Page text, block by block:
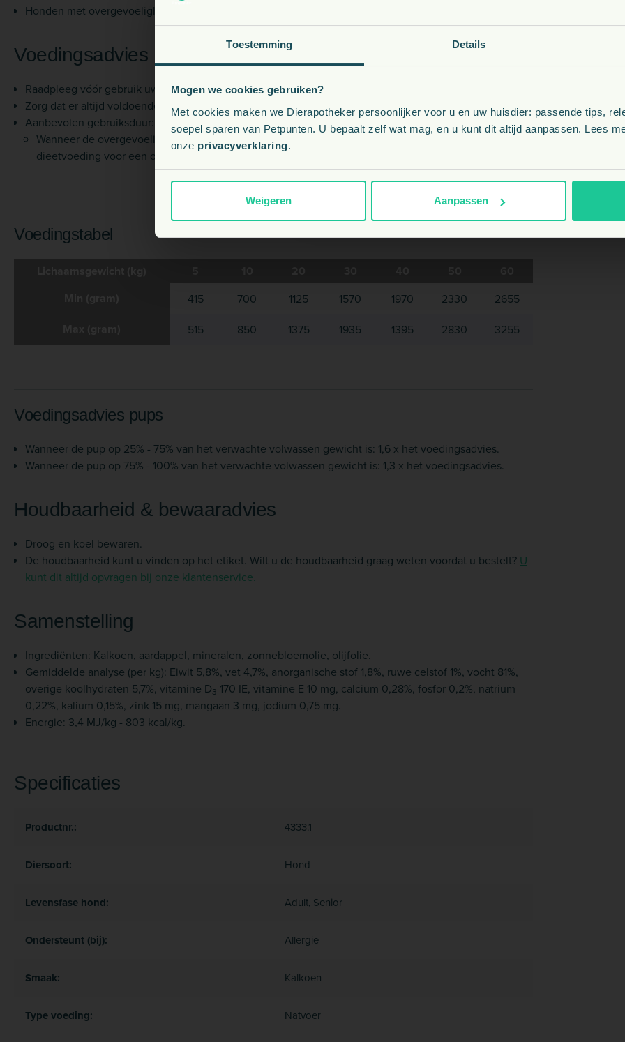
Toestemming Details
Mogen we cookies gebruiken?
Met cookies maken we Dierapotheker persoonlijker voor u en uw huisdier: passende tips,
soepel sparen van Petpunten. U bepaalt zelf wat mag, en u kunt dit altijd aanpassen. Lees
onze privacyverklaring.
Weigeren Aanpassen
Honden met overgevoeligheid voor eiwit van kalkoen.
Voedingsadvies
Raadpleeg vóór gebruik uw dierenarts.
Zorg dat er altijd voldoende schoon en vers drinkwater beschikbaar is.
Aanbevolen gebruiksduur: 3 tot 8 weken bij voedselallergie en -intolerantie.
Wanneer de overgevoeligheidsverschijnselen verdwijnen, kan Hypoallergenic (Turkey) als complete
dieetvoeding voor een onbeperkte periode worden ingezet.
Voedingstabel
415 700 1125 1570 1970 2330 2655
515 850 1375 1935 1395 2830 3255
Voedingsadvies pups
Wanneer de pup op 25% - 75% van het verwachte volwassen gewicht is: 1,6 x het voedingsadvies.
Wanneer de pup op 75% - 100% van het verwachte volwassen gewicht is: 1,3 x het voedingsadvies.
Houdbaarheid & bewaaradvies
Droog en koel bewaren.
De houdbaarheid kunt u vinden op het etiket. Wilt u de houdbaarheid graag weten voordat u bestelt? U
kunt dit altijd opvragen bij onze klantenservice.
Samenstelling
Ingrediënten: Kalkoen, aardappel, mineralen, zonnebloemolie, olijfolie.
Gemiddelde analyse (per kg): Eiwit 5,8%, vet 4,7%, anorganische stof 1,8%, ruwe celstof 1%, vocht 81%,
overige koolhydraten 5,7%, vitamine D3 170 IE, vitamine E 10 mg, calcium 0,28%, fosfor 0,2%, natrium
0,22%, kalium 0,15%, zink 15 mg, mangaan 3 mg, jodium 0,75 mg.
Energie: 3,4 MJ/kg - 803 kcal/kg.
Specificaties
Productnr.: 4333.1
Diersoort: Hond
Levensfase hond: Adult, Senior
Ondersteunt (bij): Allergie
Smaak: Kalkoen
Type voeding: Natvoer
BE